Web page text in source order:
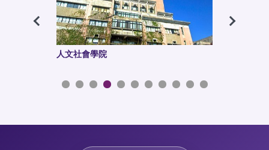
生命科學暨醫學院